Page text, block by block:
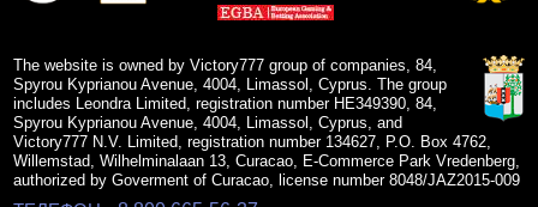
Isle O' Plenty
The website is owned by Victory777 group of companies, 84,
Spyrou Kyprianou Avenue, 4004, Limassol, Cyprus. The group
includes Leondra Limited, registration number HE349390, 84,
Spyrou Kyprianou Avenue, 4004, Limassol, Cyprus, and
Victory777 N.V. Limited, registration number 134627, P.O. Box 4762,
Willemstad, Wilhelminalaan 13, Curacao, E-Commerce Park Vredenberg,
authorized by Goverment of Curacao, license number 8048/JAZ2015-009